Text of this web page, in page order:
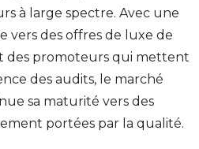
à large spectre. Avec une
vers des offres de luxe de
des promoteurs qui mettent
des audits, le marché
sa maturité vers des
portées par la qualité.